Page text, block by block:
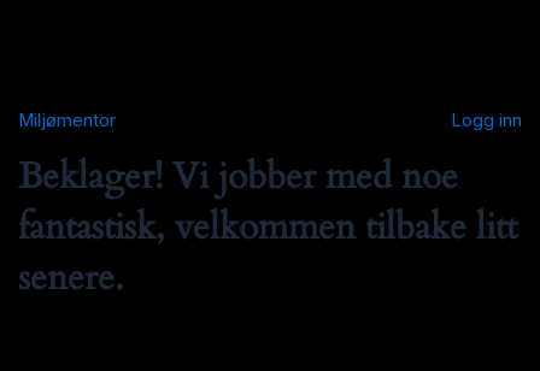
Miljømentor Logg inn
Beklager! Vi jobber med noe
fantastisk, velkommen tilbake litt
senere.